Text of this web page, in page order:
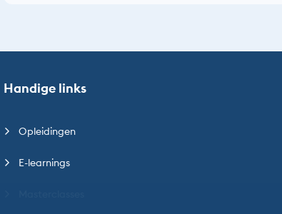
Handige links
Opleidingen
E-learnings